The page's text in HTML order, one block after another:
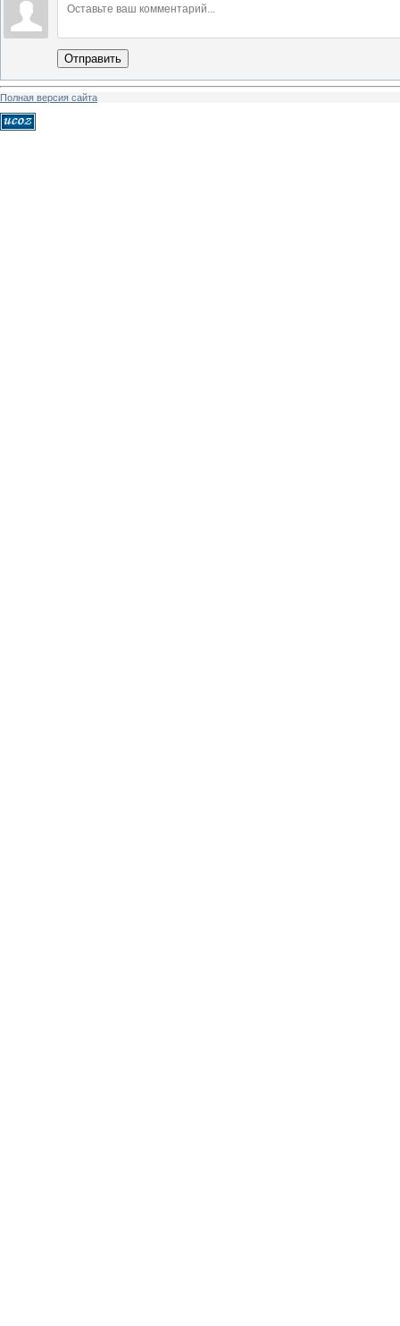
Отправить
Полная версия сайта